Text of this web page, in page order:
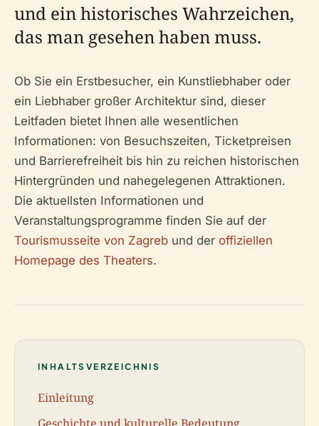
und ein historisches Wahrzeichen,
das man gesehen haben muss.
Ob Sie ein Erstbesucher, ein Kunstliebhaber oder
ein Liebhaber großer Architektur sind, dieser
Leitfaden bietet Ihnen alle wesentlichen
Informationen: von Besuchszeiten, Ticketpreisen
und Barrierefreiheit bis hin zu reichen historischen
Hintergründen und nahegelegenen Attraktionen.
Die aktuellsten Informationen und
Veranstaltungsprogramme finden Sie auf der
Tourismusseite von Zagreb und der offiziellen
Homepage des Theaters.
INHALTSVERZEICHNIS
Einleitung
Geschichte und kulturelle Bedeutung